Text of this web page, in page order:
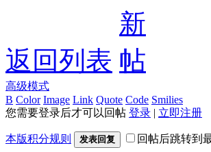
返回列表
高级模式
B Color Image Link Quote Code Smilies
您需要登录后才可以回帖 登录 | 立即注册
本版积分规则 发表回复 回帖后跳转到